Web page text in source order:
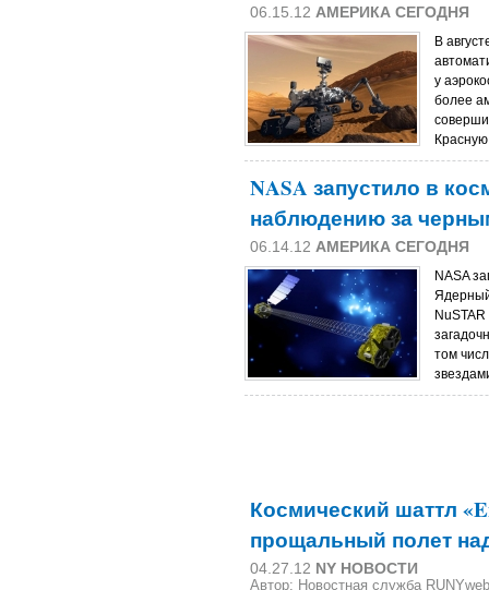
06.15.12 АМЕРИКА СЕГОДНЯ
В
у
более
NASA запустило в
наблюдению за
06.14.12 АМЕРИКА СЕГОДНЯ
NASA
Ядерный
том
Космический шаттл
прощальный полет
04.27.12 NY НОВОСТИ
Автор: Новостная служба RUNYweb